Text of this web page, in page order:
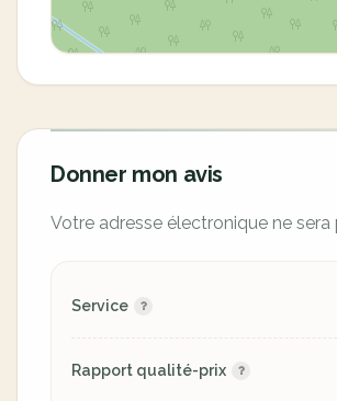
Donner mon avis
Votre adresse électronique ne sera
Service
Rapport qualité-prix